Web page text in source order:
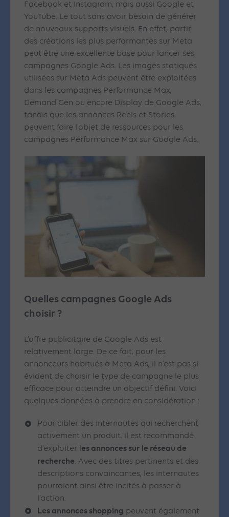
Facebook et Instagram, mais aussi Google et
YouTube. Le tout sans avoir besoin de générer
de nouveaux supports visuels. En effet, partir
des créations les plus performantes sur Meta
peut être une excellente base pour lancer ses
campagnes Google Ads. Les images statiques
utilisées sur Meta Ads peuvent être exploitées
dans les campagnes Performance Max,
Demand Gen ou encore Display de Google Ads,
tandis que les annonces Reels et Stories
peuvent faire l’objet de ressources pour les
campagnes Performance Max sur Google Ads.
Quelles campagnes Google Ads
choisir ?
L’offre publicitaire de Google Ads est
relativement large. De ce fait, pour les
annonceurs habitués à Meta Ads, il n’est pas si
évident de choisir le type de campagne le plus
efficace pour atteindre un objectif défini. Voici
quelques données à prendre en considération :
Pour cibler des internautes qui recherchent
activement un produit, il est recommandé
d’exploiter les annonces sur le réseau de
recherche. Avec des titres pertinents et des
descriptions convaincantes, les internautes
pourraient ainsi être incités à passer à
l’action.
Les annonces shopping peuvent également